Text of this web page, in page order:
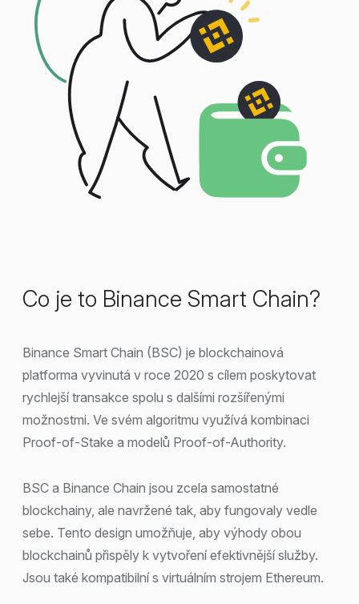
Co je to Binance Smart Chain?
Binance Smart Chain (BSC) je blockchainová
platforma vyvinutá v roce 2020 s cílem poskytovat
rychlejší transakce spolu s dalšími rozšířenými
možnostmi. Ve svém algoritmu využívá kombinaci
Proof-of-Stake a modelů Proof-of-Authority.
BSC a Binance Chain jsou zcela samostatné
blockchainy, ale navržené tak, aby fungovaly vedle
sebe. Tento design umožňuje, aby výhody obou
blockchainů přispěly k vytvoření efektivnější služby.
Jsou také kompatibilní s virtuálním strojem Ethereum.